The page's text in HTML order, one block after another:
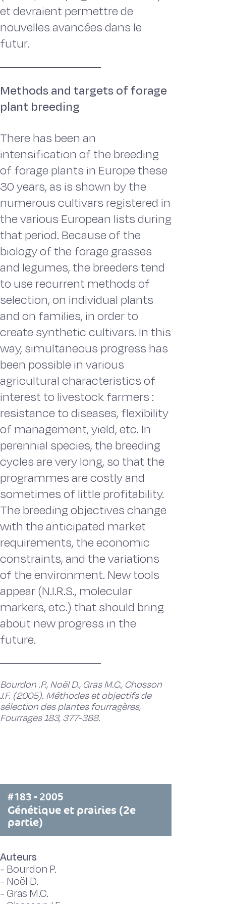
et devraient permettre de
nouvelles avancées dans le
futur.
Methods and targets of forage
plant breeding
There has been an
intensification of the breeding
of forage plants in Europe these
30 years, as is shown by the
numerous cultivars registered in
the various European lists during
that period. Because of the
biology of the forage grasses
and legumes, the breeders tend
to use recurrent methods of
selection, on individual plants
and on families, in order to
create synthetic cultivars. In this
way, simultaneous progress has
been possible in various
agricultural characteristics of
interest to livestock farmers :
resistance to diseases, flexibility
of management, yield, etc. In
perennial species, the breeding
cycles are very long, so that the
programmes are costly and
sometimes of little profitability.
The breeding objectives change
with the anticipated market
requirements, the economic
constraints, and the variations
of the environment. New tools
appear (N.I.R.S., molecular
markers, etc.) that should bring
about new progress in the
future.
Bourdon .P., Noël D., Gras M.C., Chosson
J.F. (2005). Méthodes et objectifs de
sélection des plantes fourragères,
Fourrages 183, 377-388.
#183 - 2005
Génétique et prairies (2e
partie)
Auteurs
- Bourdon P.
- Noël D.
-Gras M.C.